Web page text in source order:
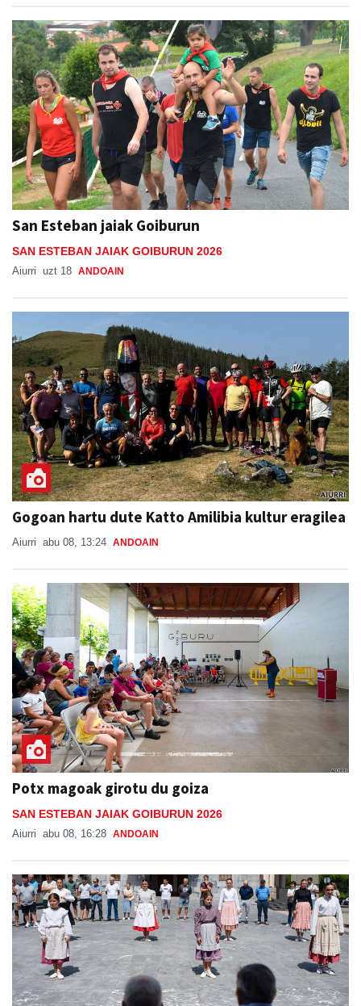
San Esteban jaiak Goiburun
SAN ESTEBAN JAIAK GOIBURUN 2026
Aiurri uzt 18 ANDOAIN
Gogoan hartu dute Katto Amilibia kultur eragilea
Aiurri abu 08, 13:24 ANDOAIN
Potx magoak girotu du goiza
SAN ESTEBAN JAIAK GOIBURUN 2026
Aiurri abu 08, 16:28 ANDOAIN